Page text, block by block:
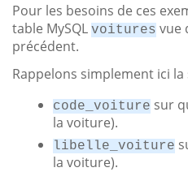
Pour les besoins de ces
table MySQL voitures vue
précédent.
Rappelons simplement ici
code_voiture sur
la voiture).
libelle_voiture
la voiture).